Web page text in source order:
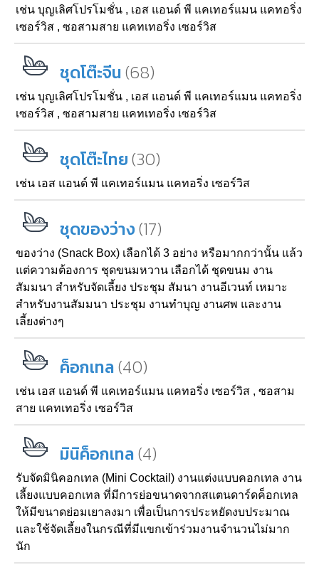
เช่น บุญเลิศโปรโมชั่น , เอส แอนด์ พี แคเทอร์แมน แคทอริ่ง
เซอร์วิส , ซอสามสาย แคทเทอริ่ง เซอร์วิส
ชุดโต๊ะจีน (68)
เช่น บุญเลิศโปรโมชั่น , เอส แอนด์ พี แคเทอร์แมน แคทอริ่ง
เซอร์วิส , ซอสามสาย แคทเทอริ่ง เซอร์วิส
ชุดโต๊ะไทย(30)
เช่น เอส แอนด์ พี แคเทอร์แมน แคทอริ่ง เซอร์วิส
ชุดของว่าง(17)
ของว่าง (Snack Box) เลือกได้ 3 อย่าง หรือมากกว่านั้น แล้ว
แต่ความต้องการ ชุดขนมหวาน เลือกได้ ชุดขนม งาน
สัมมนา สำหรับจัดเลี้ยง ประชุม สัมนา งานอีเวนท์ เหมาะ
สำหรับงานสัมมนา ประชุม งานทำบุญ งานศพ และงาน
เลี้ยงต่างๆ
ค็อกเทล (40)
เช่น เอส แอนด์ พี แคเทอร์แมน แคทอริ่ง เซอร์วิส , ซอสาม
สาย แคทเทอริ่ง เซอร์วิส
มินิค็อกเทล (4)
รับจัดมินิคอกเทล (Mini Cocktail) งานแต่งแบบคอกเทล งาน
เลี้ยงแบบคอกเทล ที่มีการย่อขนาดจากสแตนดาร์ดค็อกเทล
ให้มีขนาดย่อมเยาลงมา เพื่อเป็นการประหยัดงบประมาณ
และใช้จัดเลี้ยงในกรณีที่มีแขกเข้าร่วมงานจำนวนไม่มาก
นัก